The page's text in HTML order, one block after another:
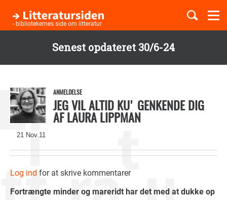
Senest opdateret 30/6-24
hovedindhold
- bibliotekernes side om litteratur
Børnebøger
21 Nov.11
ANMELDELSE
JEG VIL ALTID KU' GENKENDE DIG
AF LAURA LIPPMAN
Log ind for at skrive kommentarer
Fortrængte minder og mareridt har det med at dukke op